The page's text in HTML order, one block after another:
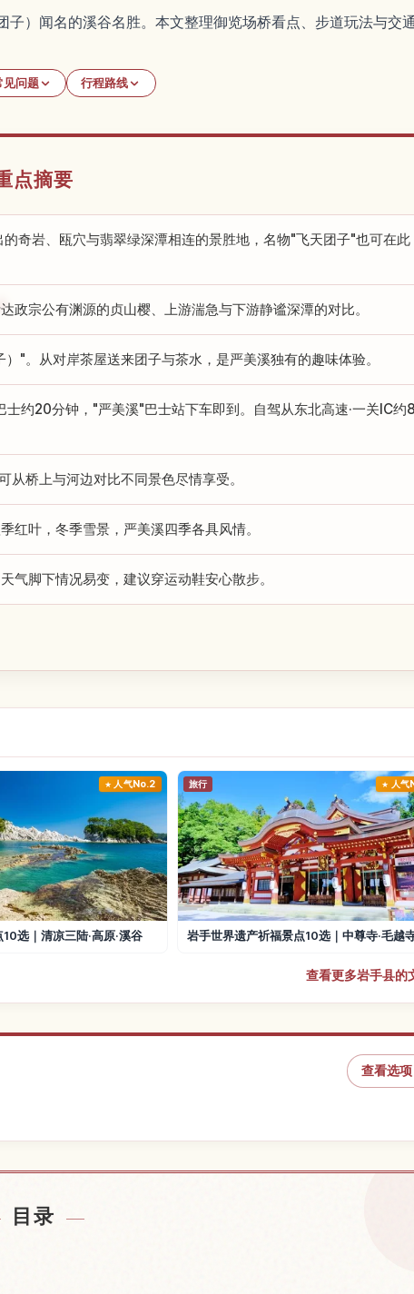
）闻名的溪谷名胜。本文整理御览场桥看点、步道玩法与交
见问题 行程路线
点摘要
奇岩、瓯穴与翡翠绿深潭相连的景胜地，名物"飞天团子"也可在此
政宗公有渊源的贞山樱、上游湍急与下游静谧深潭的对比。
"。从对岸茶屋送来团子与茶水，是严美溪独有的趣味体验。
士约20分钟，"严美溪"巴士站下车即到。自驾从东北高速·一关IC约8
桥上与河边对比不同景色尽情享受。
红叶，冬季雪景，严美溪四季各具风情。
气脚下情况易变，建议穿运动鞋安心散步。
人气No.2
选｜清凉三陆·高原·溪谷
旅行 人
岩手世界遗产祈福景点10选｜中尊寺·毛越
查看更多岩手县的
查看选项
目录